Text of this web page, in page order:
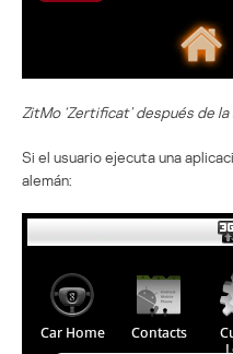
ZitMo ‘Zertificat’ después de
Si el usuario ejecuta una
alemán: